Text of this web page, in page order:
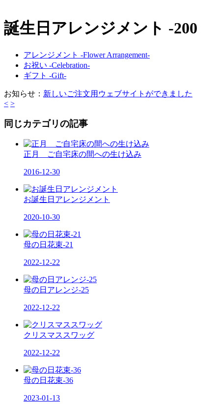
誕生日アレンジメント -200
アレンジメント -Flower Arrangement-
お祝い -Celebration-
ギフト -Gift-
お知らせ： 新しいご注文用ウェブサイトができました
< >
同じカテゴリの記事
正月 ご自宅床の間への生け込み
2016-12-30
お誕生日アレンジメント
2020-10-30
母の日花束-21
2022-12-22
母の日アレンジ-25
2022-12-22
クリスマススワッグ
2022-12-22
母の日花束-36
2023-01-13